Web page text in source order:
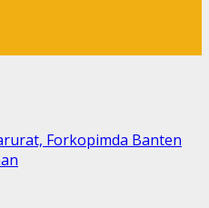
Forkopimda Banten